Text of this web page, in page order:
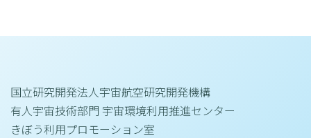
国立研究開発法人宇宙航空研究開発機構
有人宇宙技術部門 宇宙環境利用推進センター
きぼう利用プロモーション室